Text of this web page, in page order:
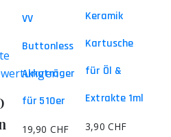
VV
Buttonless
Akkuträger
für 510er
19,90 CHF
Keramik
Kartusche
für Öl &
Extrakte 1ml
3,90 CHF